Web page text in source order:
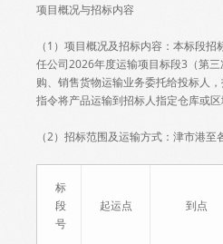
项目概况与招标内容
（1）项目概况及招标内容：本标段
任公司2026年度运输项目标段3（第
购、销售货物运输业务委托给投标人
指令将产品运输到招标人指定仓库或区
（2）招标范围及运输方式：津市港至
标
段
号
起运点 到点